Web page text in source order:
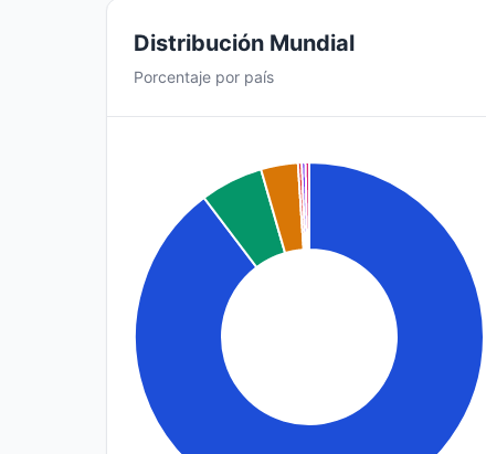
Distribución Mundial
Porcentaje por país